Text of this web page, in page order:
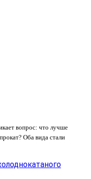
вопрос: что лучше
Оба вида стали